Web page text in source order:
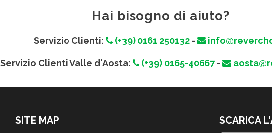
Hai bisogno di aiuto?
Servizio Clienti: (+39) 0161 250132 -
Servizio Clienti Valle d'Aosta: (+39) 0165-40667 -
SITE MAP SCARICA